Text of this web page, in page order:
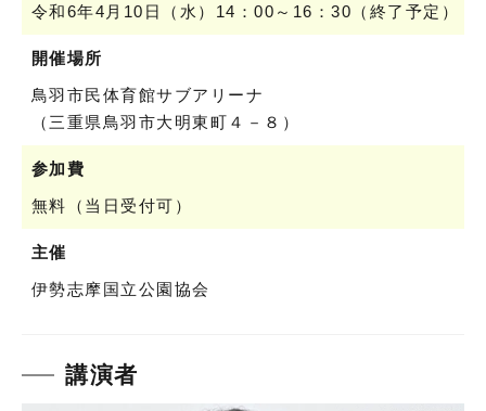
令和6年4月10日（水）14：00～16：30（終了予定）
開催場所
鳥羽市民体育館サブアリーナ
（三重県鳥羽市大明東町４－８）
参加費
無料（当日受付可）
主催
伊勢志摩国立公園協会
講演者